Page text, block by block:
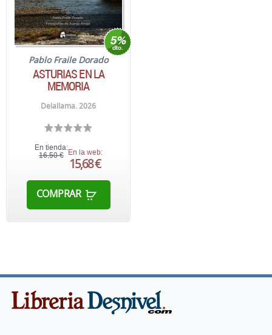
Pablo Fraile Dorado
ASTURIAS EN LA
MEMORIA
Delallama. 2026
En tienda:
16,50 € En la web:
15,68 €
COMPRAR